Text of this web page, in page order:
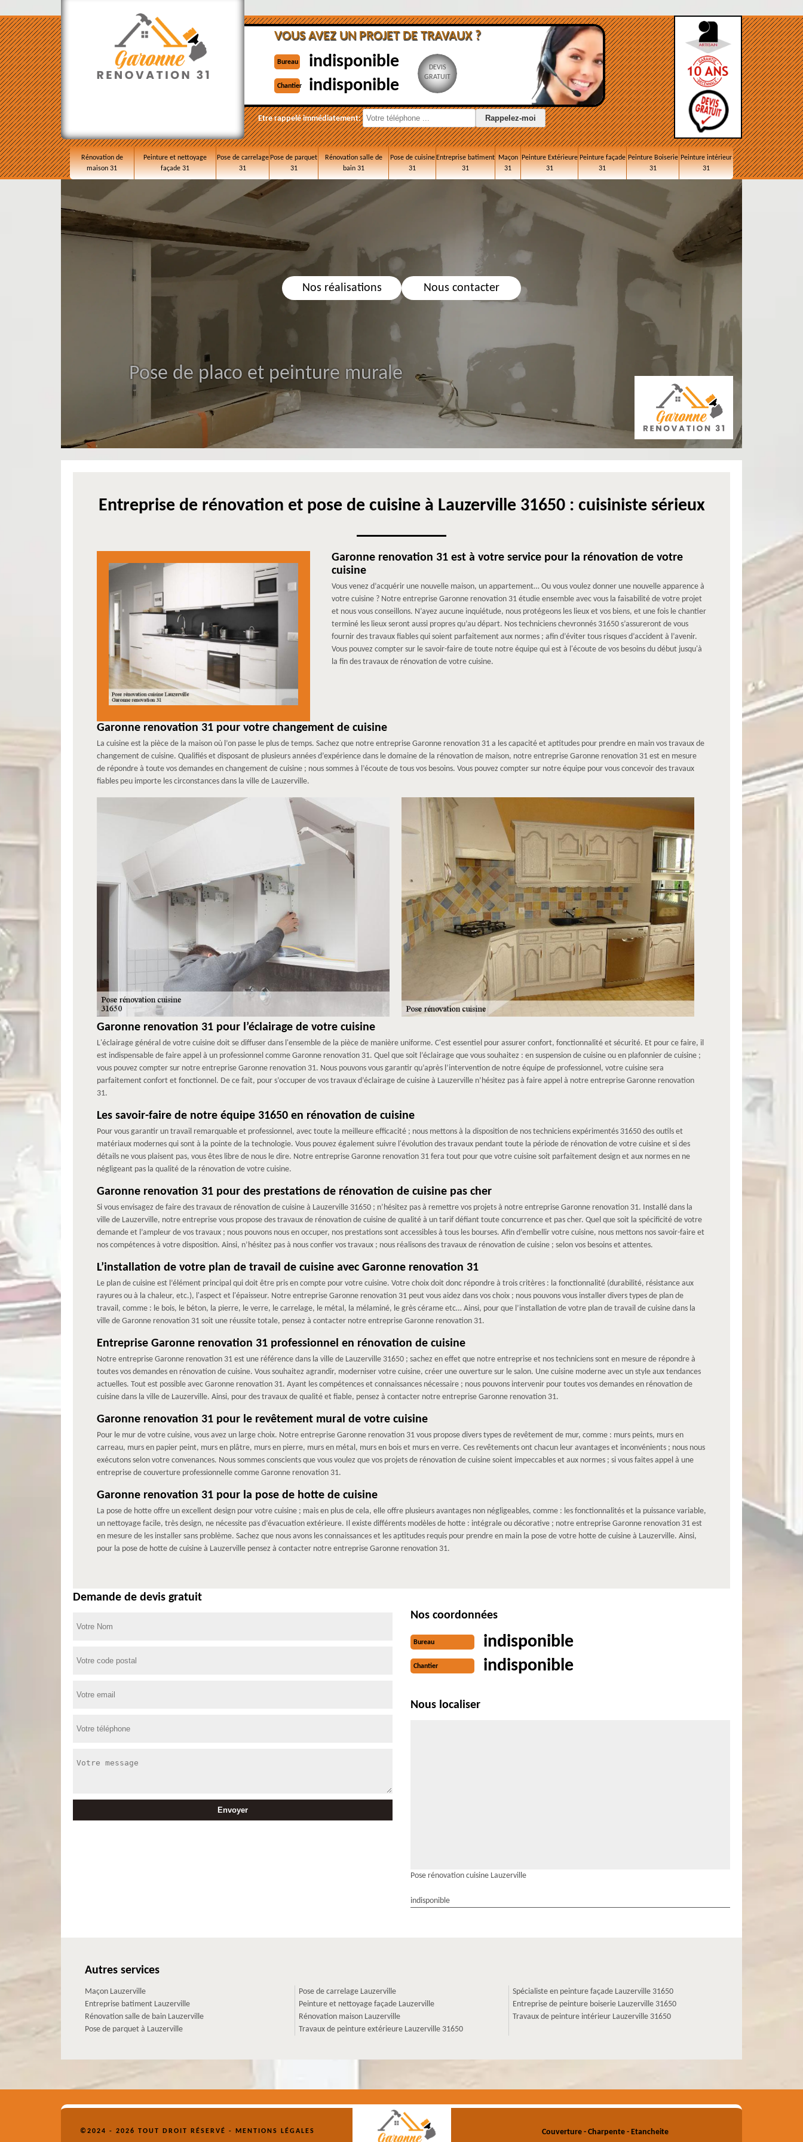
VOUS AVEZ UN PROJET DE TRAVAUX ?
Bureau indisponible
Chantier indisponible
DEVIS
GRATUIT
Etre rappelé immédiatement:
Rénovation de
maison 31
Peinture et nettoyage
façade 31
Pose de carrelage
31
Pose de parquet
31
Rénovation salle de
bain 31
Pose de cuisine
31
Entreprise batiment
31
Maçon
31
Peinture Extérieure
31
Peinture façade
31
Peinture Boiserie
31
Peinture intérieur
31
Nos réalisations Nous contacter
Pose de placo et peinture murale
Entreprise de rénovation et pose de cuisine à Lauzerville 31650 : cuisiniste sérieux
Garonne renovation 31 est à votre service pour la rénovation de votre
cuisine
Vous venez d’acquérir une nouvelle maison, un appartement… Ou vous voulez donner une nouvelle apparence à
votre cuisine ? Notre entreprise Garonne renovation 31 étudie ensemble avec vous la faisabilité de votre projet
et nous vous conseillons. N’ayez aucune inquiétude, nous protégeons les lieux et vos biens, et une fois le chantier
terminé les lieux seront aussi propres qu’au départ. Nos techniciens chevronnés 31650 s’assureront de vous
fournir des travaux fiables qui soient parfaitement aux normes ; afin d’éviter tous risques d’accident à l’avenir.
Vous pouvez compter sur le savoir-faire de toute notre équipe qui est à l'écoute de vos besoins du début jusqu'à
la fin des travaux de rénovation de votre cuisine.
Garonne renovation 31 pour votre changement de cuisine
La cuisine est la pièce de la maison où l’on passe le plus de temps. Sachez que notre entreprise Garonne renovation 31 a les capacité et aptitudes pour prendre en main vos travaux de
changement de cuisine. Qualifiés et disposant de plusieurs années d’expérience dans le domaine de la rénovation de maison, notre entreprise Garonne renovation 31 est en mesure
de répondre à toute vos demandes en changement de cuisine ; nous sommes à l’écoute de tous vos besoins. Vous pouvez compter sur notre équipe pour vous concevoir des travaux
fiables peu importe les circonstances dans la ville de Lauzerville.
Garonne renovation 31 pour l’éclairage de votre cuisine
L'éclairage général de votre cuisine doit se diffuser dans l'ensemble de la pièce de manière uniforme. C'est essentiel pour assurer confort, fonctionnalité et sécurité. Et pour ce faire, il
est indispensable de faire appel à un professionnel comme Garonne renovation 31. Quel que soit l’éclairage que vous souhaitez : en suspension de cuisine ou en plafonnier de cuisine ;
vous pouvez compter sur notre entreprise Garonne renovation 31. Nous pouvons vous garantir qu’après l’intervention de notre équipe de professionnel, votre cuisine sera
parfaitement confort et fonctionnel. De ce fait, pour s’occuper de vos travaux d’éclairage de cuisine à Lauzerville n’hésitez pas à faire appel à notre entreprise Garonne renovation
31.
Les savoir-faire de notre équipe 31650 en rénovation de cuisine
Pour vous garantir un travail remarquable et professionnel, avec toute la meilleure efficacité ; nous mettons à la disposition de nos techniciens expérimentés 31650 des outils et
matériaux modernes qui sont à la pointe de la technologie. Vous pouvez également suivre l'évolution des travaux pendant toute la période de rénovation de votre cuisine et si des
détails ne vous plaisent pas, vous êtes libre de nous le dire. Notre entreprise Garonne renovation 31 fera tout pour que votre cuisine soit parfaitement design et aux normes en ne
négligeant pas la qualité de la rénovation de votre cuisine.
Garonne renovation 31 pour des prestations de rénovation de cuisine pas cher
Si vous envisagez de faire des travaux de rénovation de cuisine à Lauzerville 31650 ; n’hésitez pas à remettre vos projets à notre entreprise Garonne renovation 31. Installé dans la
ville de Lauzerville, notre entreprise vous propose des travaux de rénovation de cuisine de qualité à un tarif défiant toute concurrence et pas cher. Quel que soit la spécificité de votre
demande et l’ampleur de vos travaux ; nous pouvons nous en occuper, nos prestations sont accessibles à tous les bourses. Afin d’embellir votre cuisine, nous mettons nos savoir-faire et
nos compétences à votre disposition. Ainsi, n’hésitez pas à nous confier vos travaux ; nous réalisons des travaux de rénovation de cuisine ; selon vos besoins et attentes.
L’installation de votre plan de travail de cuisine avec Garonne renovation 31
Le plan de cuisine est l’élément principal qui doit être pris en compte pour votre cuisine. Votre choix doit donc répondre à trois critères : la fonctionnalité (durabilité, résistance aux
rayures ou à la chaleur, etc.), l'aspect et l'épaisseur. Notre entreprise Garonne renovation 31 peut vous aidez dans vos choix ; nous pouvons vous installer divers types de plan de
travail, comme : le bois, le béton, la pierre, le verre, le carrelage, le métal, la mélaminé, le grès cérame etc… Ainsi, pour que l’installation de votre plan de travail de cuisine dans la
ville de Garonne renovation 31 soit une réussite totale, pensez à contacter notre entreprise Garonne renovation 31.
Entreprise Garonne renovation 31 professionnel en rénovation de cuisine
Notre entreprise Garonne renovation 31 est une référence dans la ville de Lauzerville 31650 ; sachez en effet que notre entreprise et nos techniciens sont en mesure de répondre à
toutes vos demandes en rénovation de cuisine. Vous souhaitez agrandir, moderniser votre cuisine, créer une ouverture sur le salon. Une cuisine moderne avec un style aux tendances
actuelles. Tout est possible avec Garonne renovation 31. Ayant les compétences et connaissances nécessaire ; nous pouvons intervenir pour toutes vos demandes en rénovation de
cuisine dans la ville de Lauzerville. Ainsi, pour des travaux de qualité et fiable, pensez à contacter notre entreprise Garonne renovation 31.
Garonne renovation 31 pour le revêtement mural de votre cuisine
Pour le mur de votre cuisine, vous avez un large choix. Notre entreprise Garonne renovation 31 vous propose divers types de revêtement de mur, comme : murs peints, murs en
carreau, murs en papier peint, murs en plâtre, murs en pierre, murs en métal, murs en bois et murs en verre. Ces revêtements ont chacun leur avantages et inconvénients ; nous nous
exécutons selon votre convenances. Nous sommes conscients que vous voulez que vos projets de rénovation de cuisine soient impeccables et aux normes ; si vous faites appel à une
entreprise de couverture professionnelle comme Garonne renovation 31.
Garonne renovation 31 pour la pose de hotte de cuisine
La pose de hotte offre un excellent design pour votre cuisine ; mais en plus de cela, elle offre plusieurs avantages non négligeables, comme : les fonctionnalités et la puissance variable,
un nettoyage facile, très design, ne nécessite pas d’évacuation extérieure. Il existe différents modèles de hotte : intégrale ou décorative ; notre entreprise Garonne renovation 31 est
en mesure de les installer sans problème. Sachez que nous avons les connaissances et les aptitudes requis pour prendre en main la pose de votre hotte de cuisine à Lauzerville. Ainsi,
pour la pose de hotte de cuisine à Lauzerville pensez à contacter notre entreprise Garonne renovation 31.
Demande de devis gratuit
Nos coordonnées
Bureau indisponible
Chantier indisponible
Nous localiser
Pose rénovation cuisine Lauzerville
indisponible
Autres services
Maçon Lauzerville
Entreprise batiment Lauzerville
Rénovation salle de bain Lauzerville
Pose de parquet à Lauzerville
Pose de carrelage Lauzerville
Peinture et nettoyage façade Lauzerville
Rénovation maison Lauzerville
Travaux de peinture extérieure Lauzerville 31650
Spécialiste en peinture façade Lauzerville 31650
Entreprise de peinture boiserie Lauzerville 31650
Travaux de peinture intérieur Lauzerville 31650
©2024 - 2026 TOUT DROIT RÉSERVÉ - MENTIONS LÉGALES Couverture - Charpente - Etancheite